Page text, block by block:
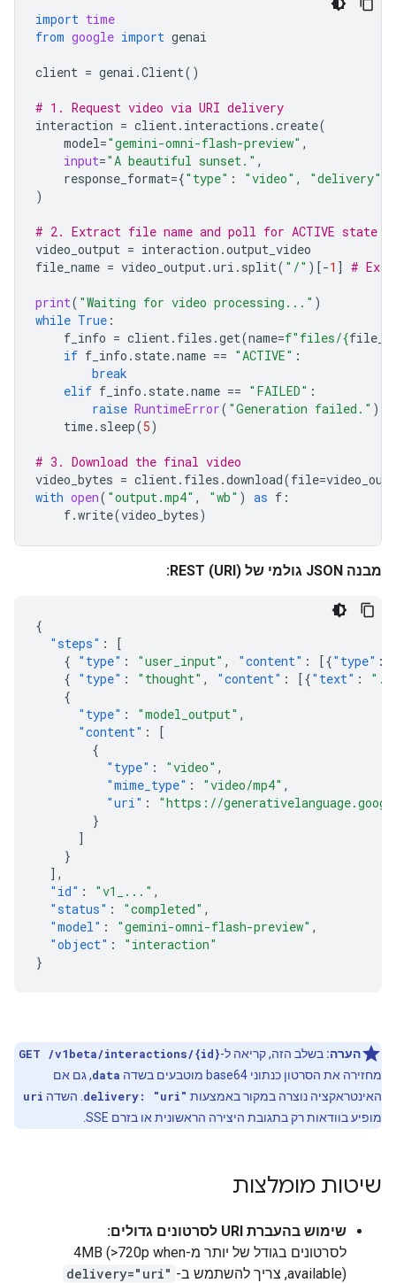
import time
from google import genai
client = genai .Client()
# 1. Request video via URI delivery
interaction = client. interactions .create(
model="gemini-omni-flash-preview" ,
input="A beautiful sunset." ,
response_format={"type" : "video" , "delivery"
)
# 2. Extract file name and poll for ACTIVE state
video_output = interaction .output_video
file_name = video_output.uri . split( "/" )[-1 ] #
print( "Waiting for video processing..." )
while True :
f_info = client. files .get(name=f"files/{
if f_info . state.name == "ACTIVE" :
break
elif f_info . state.name == "FAILED" :
raise RuntimeError( "Generation failed." )
time. sleep(5)
# 3. Download the final video
video_bytes = client. files .download(file=
with open( "output.mp4" , "wb" ) as f :
f.write(video_bytes)
מבנה JSON גולמי של REST (URI):
{
"steps" :
[
{ "type" : "user_input" , "content" : [{"type" :
{ "type" : "thought" , "content" : [{"text" :
{
"type" : "model_output" ,
"content" :
[
{
"type" : "video" ,
"mime_type" : "video/mp4" ,
"uri" :
"https://
}
]
}
],
"id" : "v1_..." ,
"status" : "completed" ,
"model" : "gemini-omni-flash-preview" ,
"object" :
"interaction"
}
הערה: בשלב הזה, קריאה ל-GET /v1beta/interactions/{id}
מחזירה את הסרטון כנתוני base64 מוטבעים בשדה
data, גם אם
האינטראקציה נוצרה במקור באמצעות delivery: "uri" . השדה uri
מופיע בוודאות רק בתגובת היצירה הראשונית או בזרם SSE.
שיטות מומלצות
שימוש בהעברת URI לסרטונים גדולים:
לסרטונים בגודל של יותר מ-4MB (‎>720p when
available), צריך להשתמש ב-
delivery="uri"